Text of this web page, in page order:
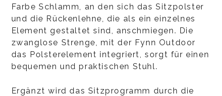
Farbe Schlamm, an den sich das Sitzpolster
und die Rückenlehne, die als ein einzelnes
Element gestaltet sind, anschmiegen. Die
zwanglose Strenge, mit der Fynn Outdoor
das Polsterelement integriert, sorgt für einen
bequemen und praktischen Stuhl.
Ergänzt wird das Sitzprogramm durch die